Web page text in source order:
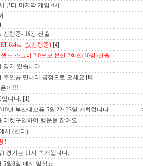
부터-마지막 게임 6시
진행중- 16강 진출
6:4로 승(진행중) [4]
트 스코어 2:0으로 본선 2회전(16강)진출
경기 있습니다.
주인공 만나러 금정으로 오세요 [8]
이!!!
입니다. [1]
년 부산대오픈 5월 22~23일 개최합니다.
티켓구입하여 행운을 잡아요
서 (첸티)
!
) 경기는 11시 속개됩니다.
5월8일 예선 일정표